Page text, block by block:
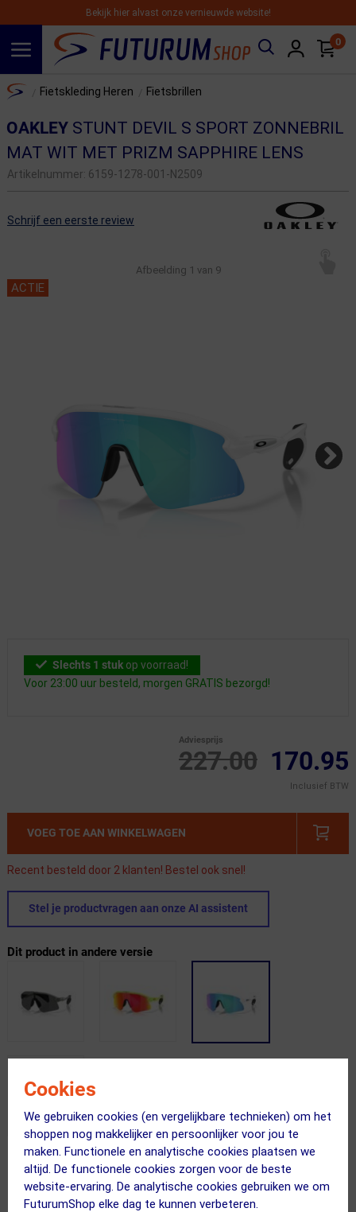
Cookies
We gebruiken cookies (en vergelijkbare technieken) om het
shoppen nog makkelijker en persoonlijker voor jou te
maken. Functionele en analytische cookies plaatsen we
altijd. De functionele cookies zorgen voor de beste
website-ervaring. De analytische cookies gebruiken we om
FuturumShop elke dag te kunnen verbeteren.
Bekijk hier alvast onze vernieuwde website!
0
Home Fietskleding Heren Fietsbrillen
OAKLEYSTUNT DEVIL S SPORT ZONNEBRIL
MAT WIT MET PRIZM SAPPHIRE LENS
Artikelnummer: 6159-1278-001-N2509
Schrijf een eerste review
Afbeelding 1 van 9
ACTIE
Slechts 1 stuk op voorraad!
Voor 23:00 uur besteld, morgen GRATIS bezorgd!
227.00
Adviesprijs
170.95
Inclusief BTW
VOEG TOE AAN WINKELWAGEN
Recent besteld door 2 klanten! Bestel ook snel!
Stel je productvragen aan onze AI assistent
Dit product in andere versie
Gratis bezorging & retourneren
Voor 23:00 uur besteld, morgen in huis